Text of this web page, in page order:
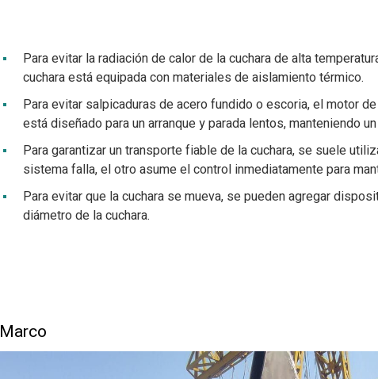
Para evitar la radiación de calor de la cuchara de alta
cuchara está equipada con materiales de aislamiento térmico.
Para evitar salpicaduras de acero fundido o escoria, el motor
está diseñado para un arranque y parada lentos, manteniendo
Para garantizar un transporte fiable de la cuchara, se suele
sistema falla, el otro asume el control inmediatamente para
Para evitar que la cuchara se mueva, se pueden agregar
diámetro de la cuchara.
Marco